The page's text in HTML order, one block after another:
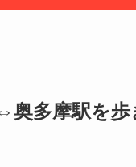
奥多摩駅を歩